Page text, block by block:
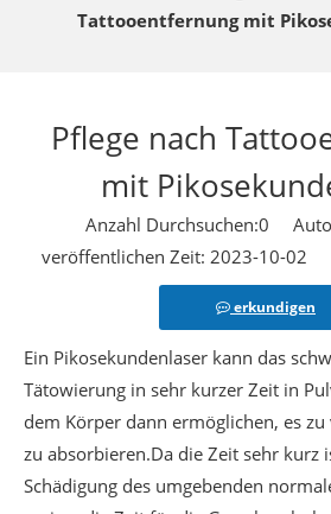
Tattooentfernung mit
Pflege nach
mit
Anzahl Durchsuchen:0
veröffentlichen Zeit: 2023-10-02
erkundigen
Ein Pikosekundenlaser kann das
Tätowierung in sehr kurzer Zeit in
dem Körper dann ermöglichen, es
zu absorbieren.Da die Zeit sehr kurz
Schädigung des umgebenden